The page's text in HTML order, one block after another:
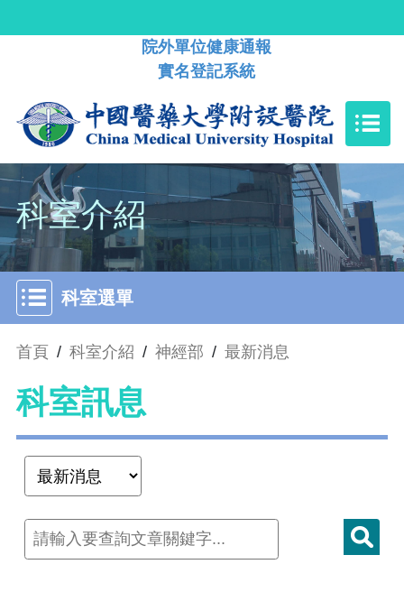
院外單位健康通報
實名登記系統
科室介紹
科室選單
首頁 / 科室介紹 / 神經部 / 最新消息
科室訊息